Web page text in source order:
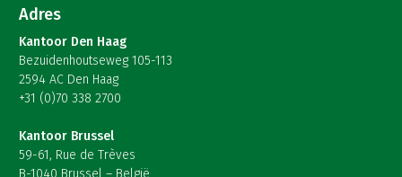
Adres
Kantoor Den Haag
Bezuidenhoutseweg 105-113
2594 AC Den Haag
+31 (0)70 338 2700
Kantoor Brussel
59-61, Rue de Trèves